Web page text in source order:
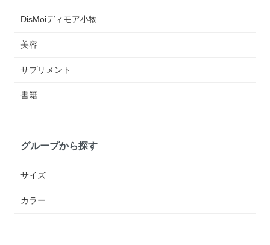
DisMoiディモア小物
美容
サプリメント
書籍
グループから探す
サイズ
カラー